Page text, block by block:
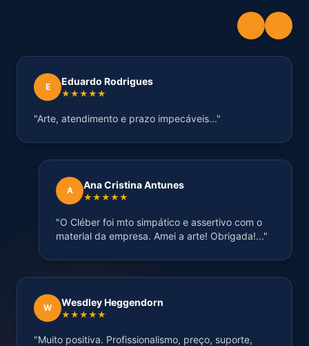
E Eduardo Rodrigues
★★★★★
"Arte, atendimento e prazo impecáveis..."
A Ana Cristina Antunes
★★★★★
"O Cléber foi mto simpático e assertivo com o
material da empresa. Amei a arte! Obrigada!..."
W Wesdley Heggendorn
★★★★★
"Muito positiva. Profissionalismo, preço, suporte,